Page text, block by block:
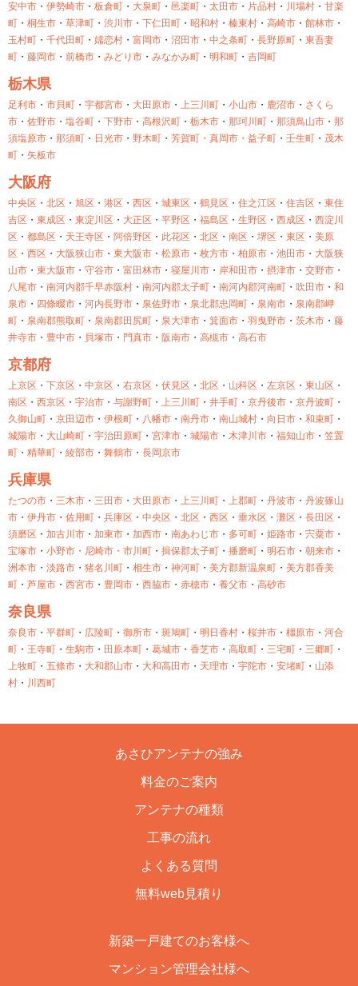
安中市 ・ 伊勢崎市 ・ 板倉町 ・ 大泉町 ・ 邑楽町 ・ 太田市 ・ 片品村 ・ 川場村 ・ 甘楽
町 ・ 桐生市 ・ 草津町 ・ 渋川市 ・ 下仁田町 ・ 昭和村 ・ 榛東村 ・ 高崎市 ・ 館林市 ・
玉村町 ・ 千代田町 ・ 嬬恋村 ・ 富岡市 ・ 沼田市 ・ 中之条町 ・ 長野原町 ・ 東吾妻
町 ・ 藤岡市 ・ 前橋市 ・ みどり市 ・ みなかみ町 ・ 明和町 ・ 吉岡町
栃木県
足利市 ・ 市貝町 ・ 宇都宮市 ・ 大田原市 ・ 上三川町 ・ 小山市 ・ 鹿沼市 ・ さくら
市 ・ 佐野市 ・ 塩谷町 ・ 下野市 ・ 高根沢町 ・ 栃木市 ・ 那珂川町 ・ 那須鳥山市 ・ 那
須塩原市 ・ 那須町 ・ 日光市 ・ 野木町 ・ 芳賀町・ 真岡市・ 益子町 ・ 壬生町 ・ 茂木
町 ・ 矢板市
大阪府
中央区 ・ 北区 ・ 旭区 ・ 港区 ・ 西区 ・ 城東区 ・ 鶴見区 ・ 住之江区 ・ 住吉区 ・ 東住
吉区 ・ 東成区 ・ 東淀川区 ・ 大正区 ・ 平野区 ・ 福島区 ・ 生野区 ・ 西成区 ・ 西淀川
区 ・ 都島区 ・ 天王寺区 ・ 阿倍野区 ・ 此花区 ・ 北区 ・ 南区 ・ 堺区 ・ 東区 ・ 美原
区 ・ 西区 ・ 大阪狭山市 ・ 東大阪市 ・ 松原市 ・ 枚方市 ・ 柏原市 ・ 池田市 ・ 大阪狭
山市 ・ 東大阪市 ・ 守谷市 ・ 富田林市 ・ 寝屋川市 ・ 岸和田市 ・ 摂津市 ・ 交野市 ・
八尾市 ・ 南河内郡千早赤阪村 ・ 南河内郡太子町 ・ 南河内郡河南町 ・ 吹田市 ・ 和
泉市 ・ 四條畷市 ・ 河内長野市 ・ 泉佐野市 ・ 泉北郡忠岡町 ・ 泉南市 ・ 泉南郡岬
町 ・ 泉南郡熊取町 ・ 泉南郡田尻町 ・ 泉大津市 ・ 箕面市 ・ 羽曳野市 ・ 茨木市 ・ 藤
井寺市 ・ 豊中市 ・ 貝塚市 ・ 門真市 ・ 阪南市 ・ 高槻市 ・ 高石市
京都府
上京区 ・ 下京区 ・ 中京区 ・ 右京区 ・ 伏見区 ・ 北区 ・ 山科区 ・ 左京区 ・ 東山区 ・
南区 ・ 西京区 ・ 宇治市 ・ 与謝野町 ・ 上三川町 ・ 井手町 ・ 京丹後市 ・ 京丹波町 ・
久御山町 ・ 京田辺市 ・ 伊根町 ・ 八幡市 ・ 南丹市 ・ 南山城村 ・ 向日市 ・ 和束町 ・
城陽市 ・ 大山崎町 ・ 宇治田原町 ・ 宮津市 ・ 城陽市 ・ 木津川市 ・ 福知山市 ・ 笠置
町 ・ 精華町 ・ 綾部市 ・ 舞鶴市 ・ 長岡京市
兵庫県
たつの市 ・ 三木市 ・ 三田市 ・ 大田原市 ・ 上三川町 ・ 上郡町 ・ 丹波市 ・ 丹波篠山
市 ・ 伊丹市 ・ 佐用町 ・ 兵庫区 ・ 中央区 ・ 北区 ・ 西区 ・ 垂水区 ・ 灘区 ・ 長田区 ・
須磨区 ・ 加古川市 ・ 加東市 ・ 加西市 ・ 南あわじ市 ・ 多可町 ・ 姫路市 ・ 宍粟市 ・
宝塚市 ・ 小野市・ 尼崎市・ 市川町 ・ 揖保郡太子町 ・ 播磨町 ・ 明石市 ・ 朝来市 ・
洲本市 ・ 淡路市 ・ 猪名川町 ・ 相生市 ・ 神河町 ・ 美方郡新温泉町 ・ 美方郡香美
町 ・ 芦屋市 ・ 西宮市 ・ 豊岡市 ・ 西脇市 ・ 赤穂市 ・ 養父市 ・ 高砂市
奈良県
奈良市 ・ 平群町 ・ 広陵町 ・ 御所市 ・ 斑鳩町 ・ 明日香村 ・ 桜井市 ・ 橿原市 ・ 河合
町 ・ 王寺町 ・ 生駒市 ・ 田原本町 ・ 葛城市 ・ 香芝市 ・ 高取町 ・ 三宅町 ・ 三郷町 ・
上牧町 ・ 五條市 ・ 大和郡山市 ・ 大和高田市 ・ 天理市 ・ 宇陀市 ・ 安堵町 ・ 山添
村 ・ 川西町
あさひアンテナの強み
料金のご案内
アンテナの種類
工事の流れ
よくある質問
無料web見積り
新築一戸建てのお客様へ
マンション管理会社様へ